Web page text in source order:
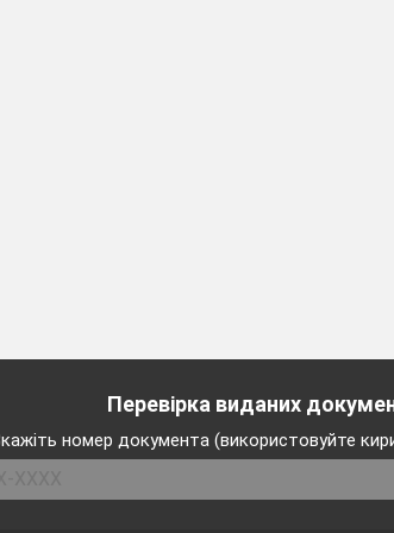
поховання...
квилить,
весь світ.
дасть отвіт?
Перевірка виданих
номер документа (використовуйте